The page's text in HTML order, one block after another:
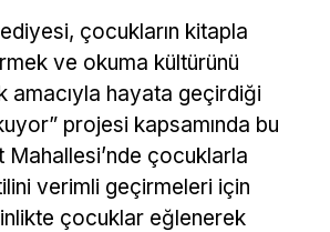
çocukların kitapla
ve okuma kültürünü
amacıyla hayata geçirdiği
projesi kapsamında bu
Mahallesi’nde çocuklarla
verimli geçirmeleri için
çocuklar eğlenerek